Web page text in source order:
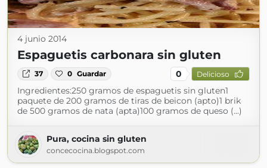
4 junio 2014
Espaguetis carbonara sin gluten
37 0 Guardar 0 Delicioso
Ingredientes:250 gramos de espaguetis sin gluten1
paquete de 200 gramos de tiras de beicon (apto)1 brik
de 500 gramos de nata (apta)100 gramos de queso (...)
Pura, cocina sin gluten
concecocina.blogspot.com